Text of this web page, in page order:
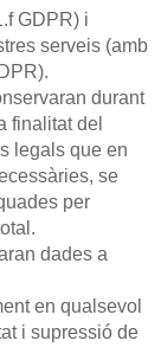
GDPR) i
serveis (amb
durant
finalitat del
legals que en
se
per
dades a
en qualsevol
i supressió de